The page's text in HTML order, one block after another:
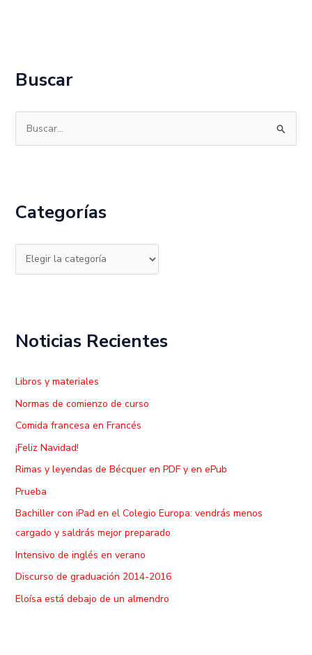
Buscar
u
a
p
Categorías
Noticias Recientes
Libros y materiales
Normas de comienzo de curso
Comida francesa en Francés
¡Feliz Navidad!
Rimas y leyendas de Bécquer en PDF y en ePub
Prueba
Bachiller con iPad en el Colegio Europa: vendrás menos
cargado y saldrás mejor preparado
Intensivo de inglés en verano
Discurso de graduación 2014-2016
Eloísa está debajo de un almendro